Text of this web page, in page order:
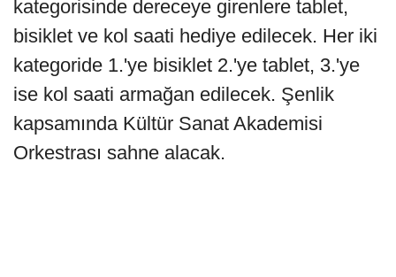
kategorisinde dereceye girenlere tablet,
bisiklet ve kol saati hediye edilecek. Her iki
kategoride 1.'ye bisiklet 2.'ye tablet, 3.'ye
ise kol saati armağan edilecek. Şenlik
kapsamında Kültür Sanat Akademisi
Orkestrası sahne alacak.